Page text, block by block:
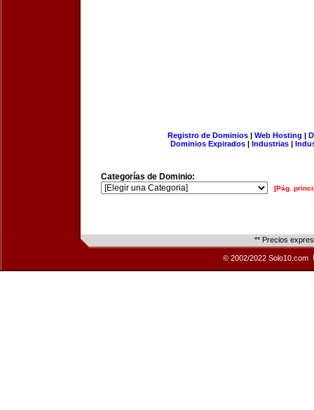
Registro de Dominios| Web Hosting |
Dominios Expirados | Industrias |
Categorías de Dominio:
[Pág.
** Precios
© 2002/2022 Solo10.com